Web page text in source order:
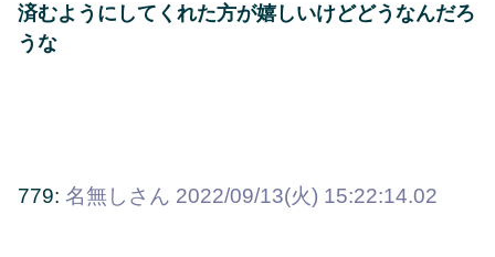
済むようにしてくれた方が嬉しいけどどうなんだろ
うな
779: 名無しさん 2022/09/13(火) 15:22:14.02